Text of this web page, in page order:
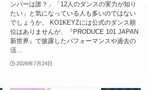
ンバーは誰？」「12人のダンスの実力が知り
たい」と気になっている人も多いのではない
でしょうか。 KO1KEYZには公式のダンス順
位はありませんが、『PRODUCE 101 JAPAN
新世界』で披露したパフォーマンスや過去の
活...
2026年7月24日